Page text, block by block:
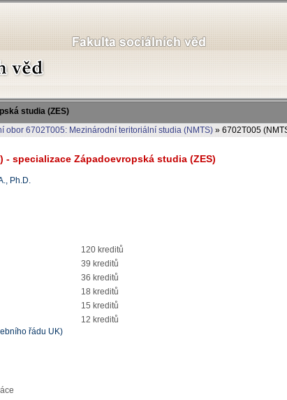
studia (ZES)
obor 6702T005: Mezinárodní teritoriální studia (NMTS) » 6702T005
specializace Západoevropská studia (ZES)
Ph.D.
120 kreditů
39 kreditů
36 kreditů
18 kreditů
15 kreditů
12 kreditů
řádu UK)